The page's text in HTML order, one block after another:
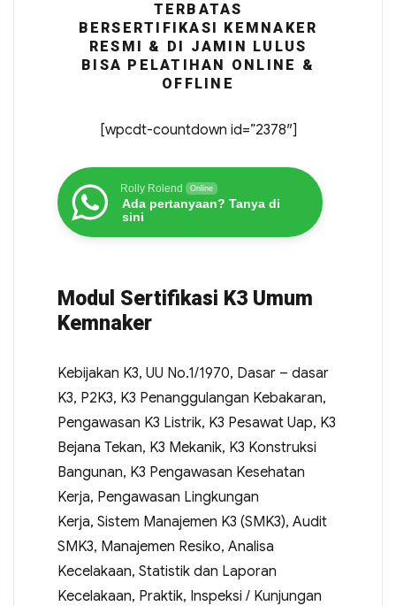
TERBATAS
BERSERTIFIKASI KEMNAKER
RESMI & DI JAMIN LULUS
BISA PELATIHAN ONLINE &
OFFLINE
[wpcdt-countdown id=”2378″]
Rolly Rolend Online
Ada pertanyaan? Tanya di
sini
Modul Sertifikasi K3 Umum
Kemnaker
Kebijakan K3, UU No.1/1970, Dasar – dasar
K3, P2K3, K3 Penanggulangan Kebakaran,
Pengawasan K3 Listrik, K3 Pesawat Uap, K3
Bejana Tekan, K3 Mekanik, K3 Konstruksi
Bangunan, K3 Pengawasan Kesehatan
Kerja, Pengawasan Lingkungan
Kerja, Sistem Manajemen K3 (SMK3), Audit
SMK3, Manajemen Resiko, Analisa
Kecelakaan, Statistik dan Laporan
Kecelakaan, Praktik, Inspeksi / Kunjungan